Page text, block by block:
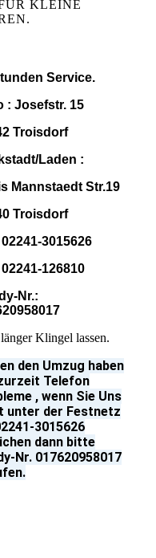
KLEINE
Service.
: Josefstr. 15
Troisdorf
Laden :
Mannstaedt Str.19
Troisdorf
3015626
126810
Nr.:
Klingel lassen.
den Umzug haben
Telefon
, wenn Sie Uns
unter der Festnetz
3015626
dann bitte
Nr. 017620958017